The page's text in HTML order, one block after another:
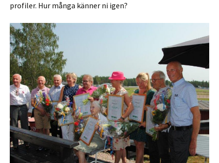
profiler. Hur många känner ni igen?